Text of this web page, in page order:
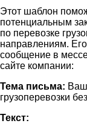
Этот шаблон
потенциальным
по перевозке
направлениям.
сообщение в
сайте компании:
Тема письма: Ваш
грузоперевозки
Текст: